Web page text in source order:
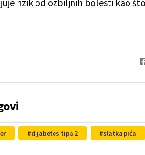
rizik od ozbiljnih bolesti kao
dijabetes tipa 2 slatka pića